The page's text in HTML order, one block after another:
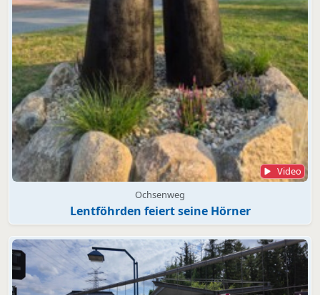
Video
Ochsenweg
Lentföhrden feiert seine Hörner